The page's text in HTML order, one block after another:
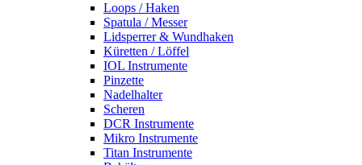
Loops / Haken
Spatula / Messer
Lidsperrer & Wundhaken
Küretten / Löffel
IOL Instrumente
Pinzette
Nadelhalter
Scheren
DCR Instrumente
Mikro Instrumente
Titan Instrumente